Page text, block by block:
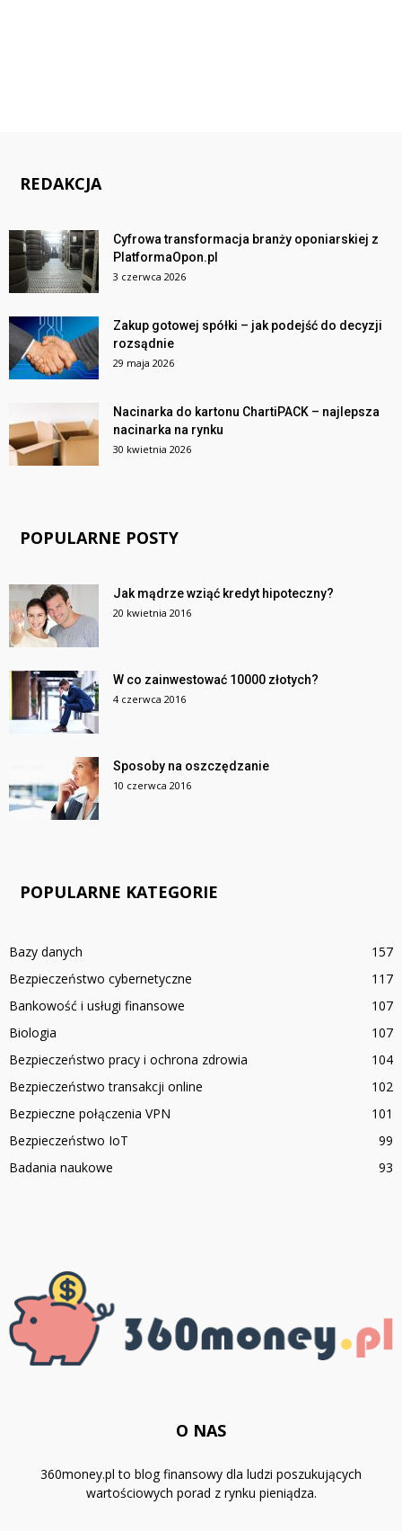
REDAKCJA
Cyfrowa transformacja branży oponiarskiej z
PlatformaOpon.pl
3 czerwca 2026
Zakup gotowej spółki – jak podejść do decyzji
rozsądnie
29 maja 2026
Nacinarka do kartonu ChartiPACK – najlepsza
nacinarka na rynku
30 kwietnia 2026
POPULARNE POSTY
Jak mądrze wziąć kredyt hipoteczny?
20 kwietnia 2016
W co zainwestować 10000 złotych?
4 czerwca 2016
Sposoby na oszczędzanie
10 czerwca 2016
POPULARNE KATEGORIE
Bazy danych
157
Bezpieczeństwo cybernetyczne
117
Bankowość i usługi finansowe
107
Biologia
107
Bezpieczeństwo pracy i ochrona zdrowia
104
Bezpieczeństwo transakcji online
102
Bezpieczne połączenia VPN
101
Bezpieczeństwo IoT
99
Badania naukowe
93
O NAS
360money.pl to blog finansowy dla ludzi poszukujących
wartościowych porad z rynku pieniądza.